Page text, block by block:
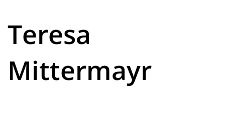
Teresa
Mittermayr